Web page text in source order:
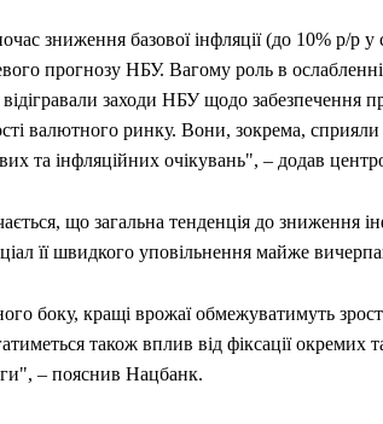
зниження базової інфляції (до 10% р/р у
прогнозу НБУ. Вагому роль в
заходи НБУ щодо забезпечення
валютного ринку. Вони, зокрема,
та інфляційних очікувань", – додав
що загальна тенденція до зниження
її швидкого уповільнення майже
боку, кращі врожаї обмежуватимуть
також вплив від фіксації окремих
– пояснив Нацбанк.